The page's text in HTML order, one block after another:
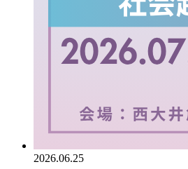
2026.06.25